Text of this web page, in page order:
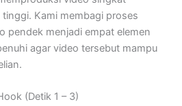
Kami membagi proses
pendek menjadi empat elemen
agar video tersebut mampu
(Detik 1 – 3)